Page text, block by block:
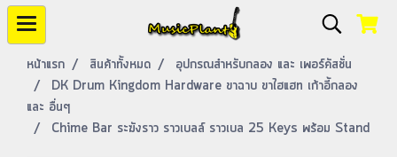
หน้าแรก สินค้าทั้งหมด
อุปกรณสำหรับกลอง และ เพอร์คัสชั่น
DK Drum Kingdom Hardware ขาฉาบ ขาไฮแฮท เก้าอี้กลอง
และ อื่นๆ
Chime Bar ระฆังราว ราวเบลล์ ราวเบล 25 Keys พร้อม Stand